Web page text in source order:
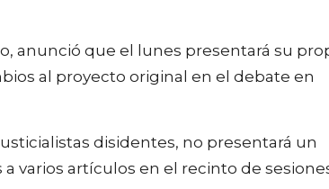
anunció que el lunes presentará su
al proyecto original en el debate en
disidentes, no presentará un
varios artículos en el recinto de